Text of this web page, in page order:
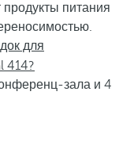
питания
для
414?
зала и 4